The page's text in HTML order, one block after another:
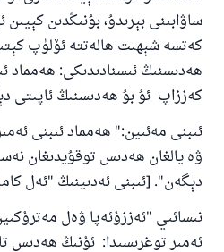
ساۋابىنى بېرىدۇ، بۇنىڭدىن
كەتسە شېھىت ھالەتتە ئۆلۈپ
ھەدىسنىڭ ئىسنادىدىكى: ھەمماد
كەززاپ ئۇ بۇ ھەدىسنىڭ ئاپىتى
ئىبنى مەئىين:" ھەمماد ئىبنى
ۋە يالغان ھەدىس توقۇيدىغان
دېگەن". [ئىبنى ئەدىينىڭ "ئەل
ئەمىر توغرىسىدا: ئۇنىڭ ھەدىس